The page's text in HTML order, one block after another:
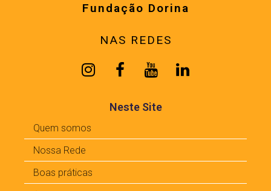
Fundação Dorina
NAS REDES
Neste Site
Quem somos
Nossa Rede
Boas práticas